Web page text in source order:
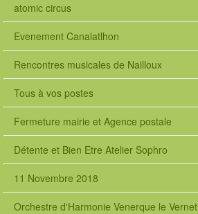
atomic circus
Evenement Canalatlhon
Rencontres musicales de Nailloux
Tous à vos postes
Fermeture mairie et Agence postale
Détente et Bien Etre Atelier Sophro
11 Novembre 2018
Orchestre d'Harmonie Venerque le Vernet